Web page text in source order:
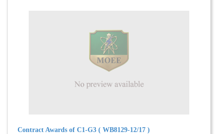
Contract Awards of C1-G3 ( WB8129-12/17 )